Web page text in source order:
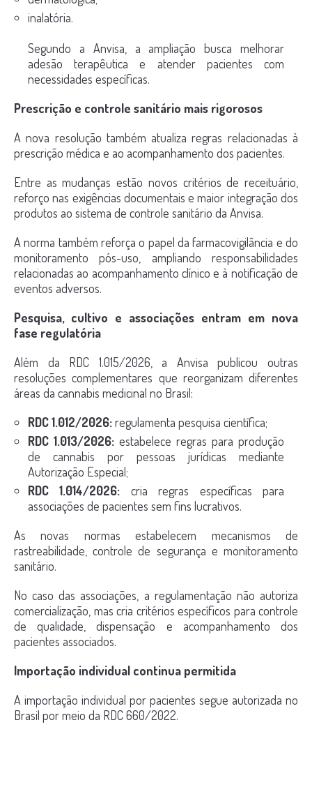
inalatória.
Segundo a Anvisa, a ampliação busca melhorar
adesão terapêutica e atender pacientes com
necessidades específicas.
Prescrição e controle sanitário mais rigorosos
A nova resolução também atualiza regras relacionadas à
prescrição médica e ao acompanhamento dos pacientes.
Entre as mudanças estão novos critérios de receituário,
reforço nas exigências documentais e maior integração dos
produtos ao sistema de controle sanitário da Anvisa.
A norma também reforça o papel da farmacovigilância e do
monitoramento pós-uso, ampliando responsabilidades
relacionadas ao acompanhamento clínico e à notificação de
eventos adversos.
Pesquisa, cultivo e associações entram em nova
fase regulatória
Além da RDC 1.015/2026, a Anvisa publicou outras
resoluções complementares que reorganizam diferentes
áreas da cannabis medicinal no Brasil:
RDC 1.012/2026:regulamenta pesquisa científica;
RDC 1.013/2026: estabelece regras para produção
de cannabis por pessoas jurídicas mediante
Autorização Especial;
RDC 1.014/2026: cria regras específicas para
associações de pacientes sem fins lucrativos.
As novas normas estabelecem mecanismos de
rastreabilidade, controle de segurança e monitoramento
sanitário.
No caso das associações, a regulamentação não autoriza
comercialização, mas cria critérios específicos para controle
de qualidade, dispensação e acompanhamento dos
pacientes associados.
Importação individual continua permitida
A importação individual por pacientes segue autorizada no
Brasil por meio da RDC 660/2022.